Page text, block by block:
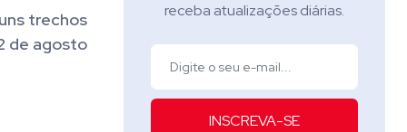
trechos
de agosto
receba atualizações diárias.
INSCREVA-SE